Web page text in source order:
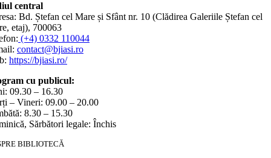
central
Bd. Ștefan cel Mare și Sfânt nr. 10 (Clădirea Galeriile Ștefan cel
etaj), 700063
(+4) 0332 110044
contact@bjiasi.ro
https://bjiasi.ro/
cu publicul:
09.30 – 16.30
– Vineri: 09.00 – 20.00
8.30 – 15.30
Sărbători legale: Închis
BIBLIOTECĂ